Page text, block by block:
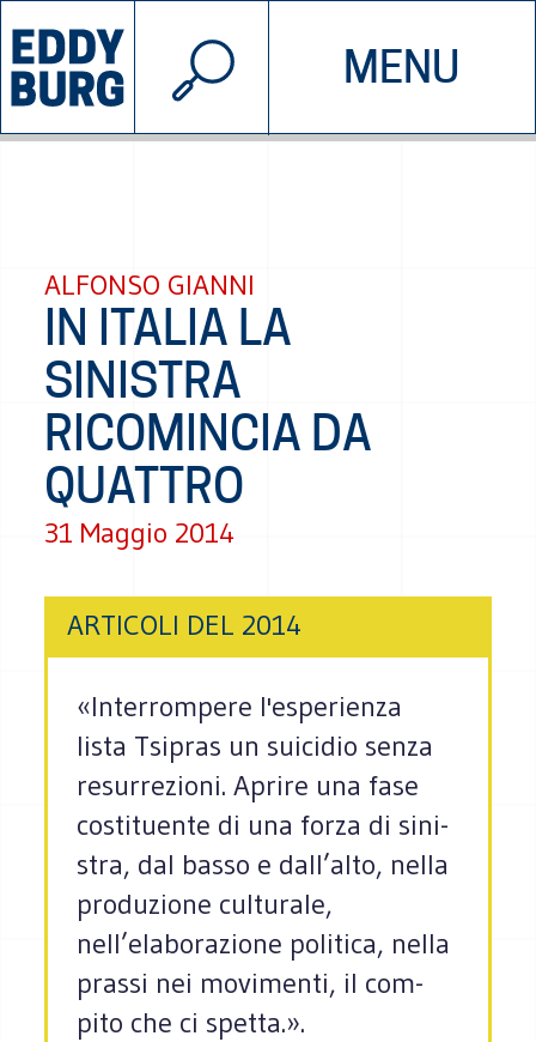
MENU
INIZIATIVE CHI SIAMO
© 2026 EDDYBURG
ALFONSO GIANNI
IN ITALIA LA
SINISTRA
RICOMINCIA DA
QUATTRO
31 Maggio 2014
ARTICOLI DEL 2014
«Inter­rom­pere l'espe­rienza
lista Tsipras un sui­ci­dio senza
resur­re­zioni. Aprire una fase
costi­tuente di una forza di sini­
stra, dal basso e dall’alto, nella
produzione cul­tu­rale,
nell’elaborazione poli­tica, nella
prassi nei movi­menti, il com­
pito che ci spetta.».